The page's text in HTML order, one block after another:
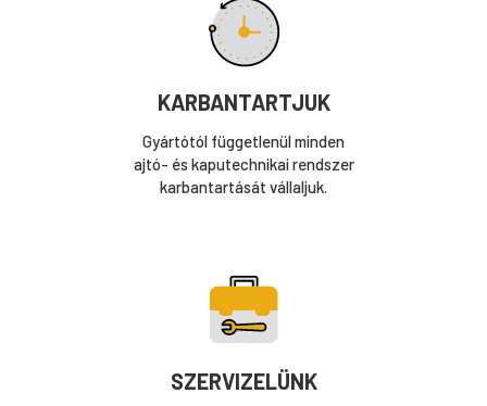
KARBANTARTJUK
Gyártótól függetlenül minden
ajtó- és kaputechnikai rendszer
karbantartását vállaljuk.
SZERVIZELÜNK